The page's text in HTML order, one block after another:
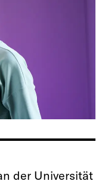
der Universität